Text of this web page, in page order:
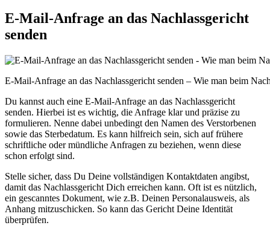
E-Mail-Anfrage an das Nachlassgericht
senden
E-Mail-Anfrage an das Nachlassgericht senden – Wie man beim
Du kannst auch eine E-Mail-Anfrage an das Nachlassgericht
senden. Hierbei ist es wichtig, die Anfrage klar und präzise zu
formulieren. Nenne dabei unbedingt den Namen des Verstorbenen
sowie das Sterbedatum. Es kann hilfreich sein, sich auf frühere
schriftliche oder mündliche Anfragen zu beziehen, wenn diese
schon erfolgt sind.
Stelle sicher, dass Du Deine vollständigen Kontaktdaten angibst,
damit das Nachlassgericht Dich erreichen kann. Oft ist es nützlich,
ein gescanntes Dokument, wie z.B. Deinen Personalausweis, als
Anhang mitzuschicken. So kann das Gericht Deine Identität
überprüfen.